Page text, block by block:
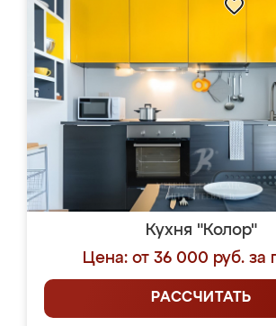
Кухня "Колор"
Цена: от 36 000 руб. за
РАССЧИТАТЬ